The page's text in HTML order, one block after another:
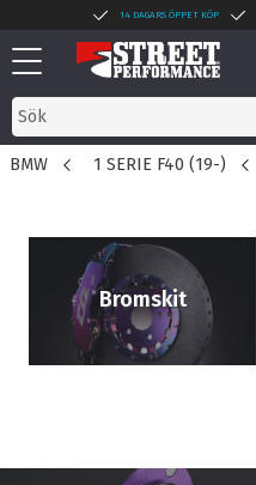
Meny
14 DAGARS ÖPPET KÖP
BMW 1 SERIE F40 (19-)
Bromskit